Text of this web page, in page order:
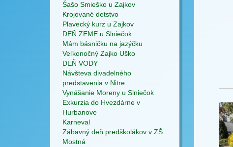
Šašo Smieško u Zajkov
Krojované detstvo
Plavecký kurz u Zajkov
DEŇ ZEME u Slniečok
Mám básničku na jazýčku
Veľkonočný Zajko Uško
DEŇ VODY
Návšteva divadelného
predstavenia v Nitre
Vynášanie Moreny u Slniečok
Exkurzia do Hvezdárne v
Hurbanove
Karneval
Zábavný deň predškolákov v ZŠ
Mostná